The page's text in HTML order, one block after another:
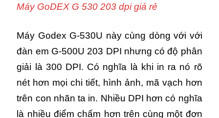
Máy GoDEX G 530 203 dpi giá rẻ
Máy Godex G-530U này cùng dòng với với
đàn em G-500U 203 DPI nhưng có độ phân
giải là 300 DPI. Có nghĩa là khi in ra nó rõ
nét hơn mọi chi tiết, hình ảnh, mã vạch hơn
trên con nhãn ta in. Nhiều DPI hơn có nghĩa
là nhiều điểm chấm hơn trên cùng một đơn